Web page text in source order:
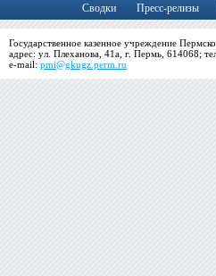
Сводки Пресс-релизы
Государственное казенное учреждение
адрес: ул. Плеханова, 41а, г. Пермь, 614068;
e-mail: pmi@gkugz.perm.ru